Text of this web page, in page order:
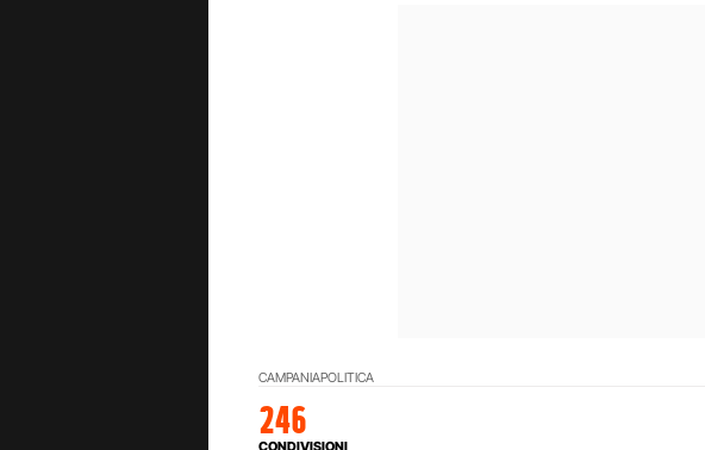
CAMPANIAPOLITICA
246
CONDIVISIONI